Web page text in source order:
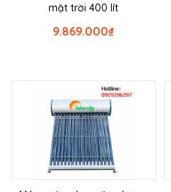
mặt trời 400 lít
₫
9.869.000